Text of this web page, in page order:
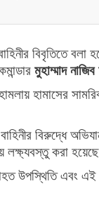
বিবৃতিতে বলা
মুহাম্মাদ
হামাসের
বিরুদ্ধে
লক্ষ্যবস্তু করা
উপস্থিতি এবং